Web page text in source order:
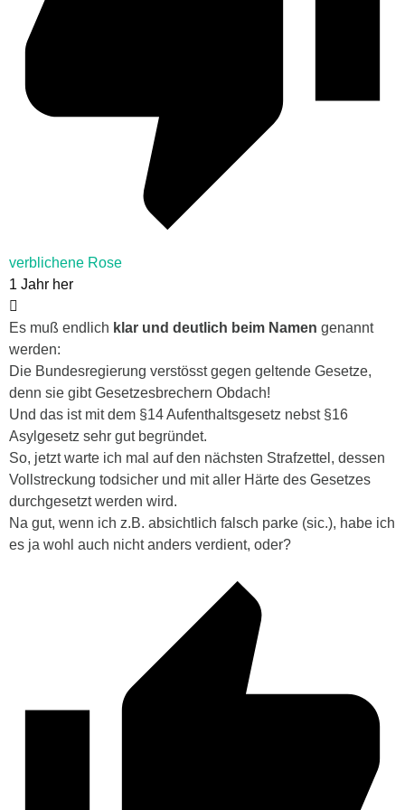
verblichene Rose
1 Jahr her
Es muß endlich klar und deutlich beim Namen genannt
werden:
Die Bundesregierung verstösst gegen geltende Gesetze,
denn sie gibt Gesetzesbrechern Obdach!
Und das ist mit dem §14 Aufenthaltsgesetz nebst §16
Asylgesetz sehr gut begründet.
So, jetzt warte ich mal auf den nächsten Strafzettel, dessen
Vollstreckung todsicher und mit aller Härte des Gesetzes
durchgesetzt werden wird.
Na gut, wenn ich z.B. absichtlich falsch parke (sic.), habe ich
es ja wohl auch nicht anders verdient, oder?